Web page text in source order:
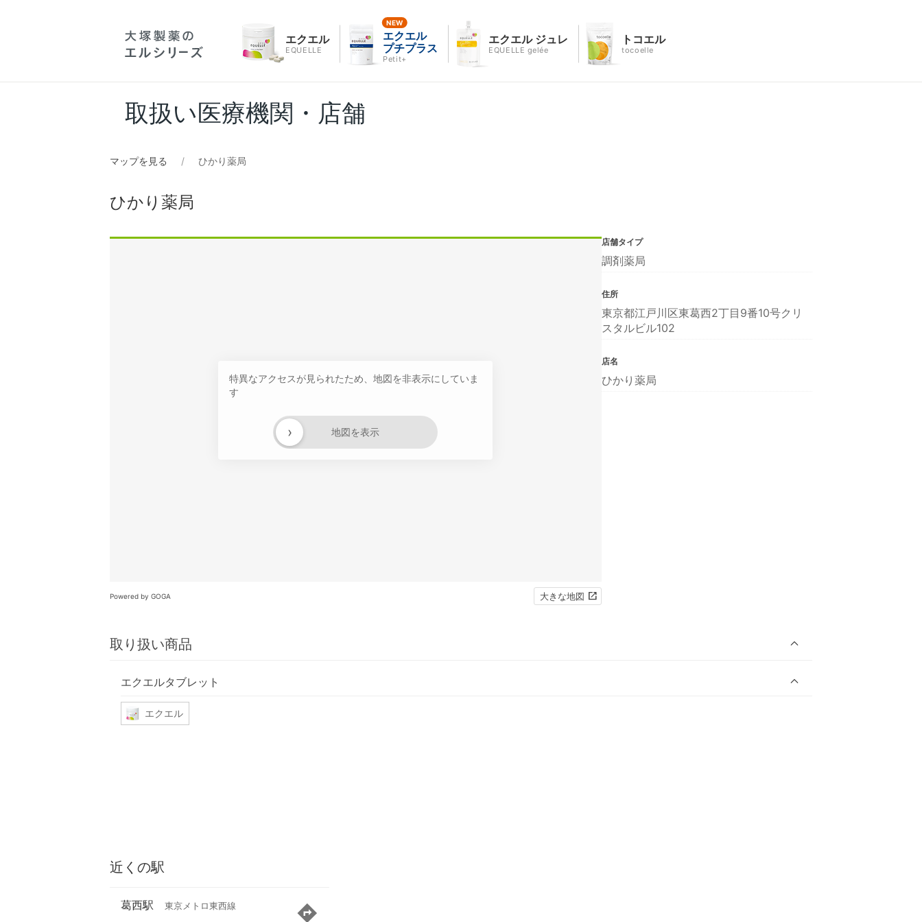
エクエル
EQUELLE
エクエル
プチプラス
Petit+
エクエル ジュレ
EQUELLE gelée
トコエル
tocoelle
取扱い医療機関・店舗
マップを見る ひかり薬局
ひかり薬局
特異なアクセスが見られたため、地図を非表示にしていま
す
地図を表示
›
Powered by GOGA 大きな地図
取り扱い商品
エクエルタブレット
エクエル
店舗タイプ
調剤薬局
住所
東京都江戸川区東葛西2丁目9番10号クリ
スタルビル102
店名
ひかり薬局
近くの駅
葛西駅 東京メトロ東西線